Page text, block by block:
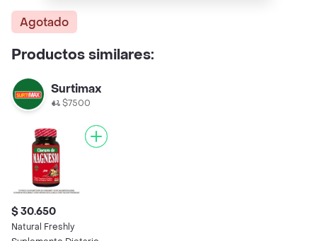
Agotado
Productos similares:
Surtimax
$7500
$ 30.650
Natural Freshly